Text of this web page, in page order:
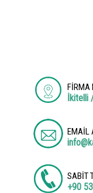
FİRMA
İkitelli
EMAİL
SABİT
+90